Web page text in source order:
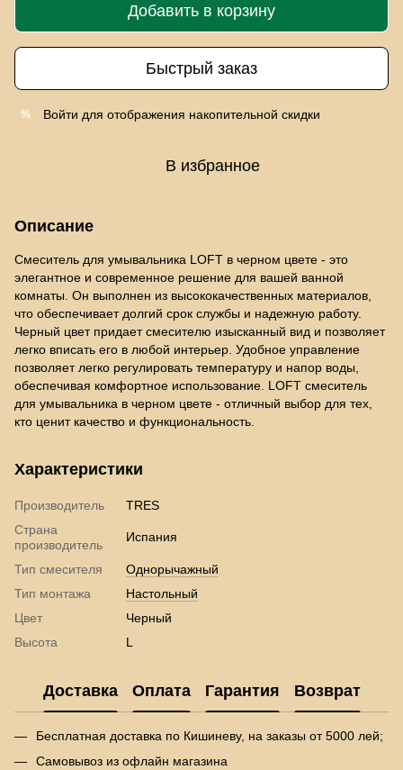
Добавить в корзину
Быстрый заказ
% Войти для отображения накопительной скидки
В избранное
Описание
Смеситель для умывальника LOFT в черном цвете - это
элегантное и современное решение для вашей ванной
комнаты. Он выполнен из высококачественных материалов,
что обеспечивает долгий срок службы и надежную работу.
Черный цвет придает смесителю изысканный вид и позволяет
легко вписать его в любой интерьер. Удобное управление
позволяет легко регулировать температуру и напор воды,
обеспечивая комфортное использование. LOFT смеситель
для умывальника в черном цвете - отличный выбор для тех,
кто ценит качество и функциональность.
Характеристики
Производитель
TRES
Страна
производитель
Испания
Тип смесителя
Однорычажный
Тип монтажа
Настольный
Цвет
Черный
Высота
L
Доставка Оплата Гарантия Возврат
Бесплатная доставка по Кишиневу, на заказы от 5000 лей;
Самовывоз из офлайн магазина